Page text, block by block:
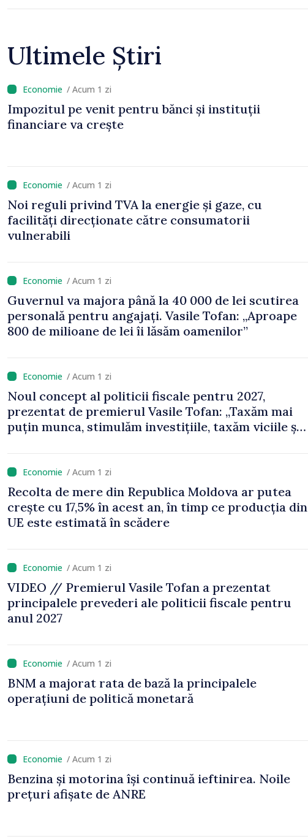
Ultimele Știri
/ Acum 1 zi
Impozitul pe venit pentru bănci și instituții
financiare va crește
/ Acum 1 zi
Noi reguli privind TVA la energie și gaze, cu
facilități direcționate către consumatorii
vulnerabili
/ Acum 1 zi
Guvernul va majora până la 40 000 de lei scutirea
personală pentru angajați. Vasile Tofan: „Aproape
800 de milioane de lei îi lăsăm oamenilor”
/ Acum 1 zi
Noul concept al politicii fiscale pentru 2027,
prezentat de premierul Vasile Tofan: „Taxăm mai
puțin munca, stimulăm investițiile, taxăm viciile și
/ Acum 1 zi
Recolta de mere din Republica Moldova ar putea
crește cu 17,5% în acest an, în timp ce producția din
UE este estimată în scădere
/ Acum 1 zi
VIDEO // Premierul Vasile Tofan a prezentat
principalele prevederi ale politicii fiscale pentru
anul 2027
/ Acum 1 zi
BNM a majorat rata de bază la principalele
operațiuni de politică monetară
/ Acum 1 zi
Benzina și motorina își continuă ieftinirea. Noile
prețuri afișate de ANRE